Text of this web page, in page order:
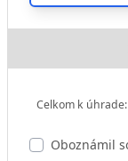
Celkom k úhrade:
Oboznámil